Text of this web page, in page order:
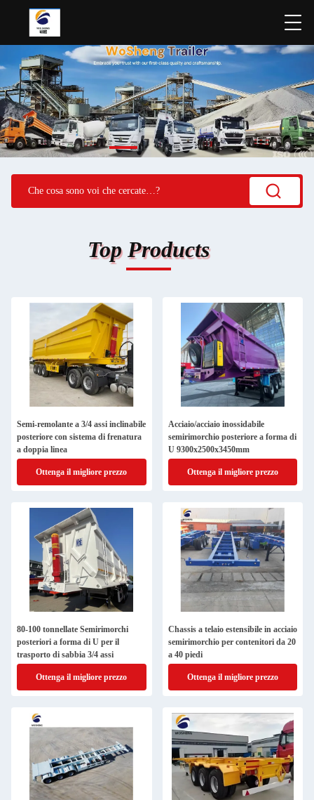
Top Products
Semi-remolante a 3/4 assi inclinabile
posteriore con sistema di frenatura
a doppia linea
Ottenga il migliore prezzo
Acciaio/acciaio inossidabile
semirimorchio posteriore a forma di
U 9300x2500x3450mm
Ottenga il migliore prezzo
80-100 tonnellate Semirimorchi
posteriori a forma di U per il
trasporto di sabbia 3/4 assi
Ottenga il migliore prezzo
Chassis a telaio estensibile in acciaio
semirimorchio per contenitori da 20
a 40 piedi
Ottenga il migliore prezzo